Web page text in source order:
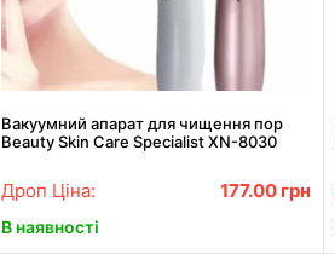
Вакуумний апарат для чищення пор
Beauty Skin Care Specialist XN-8030
Дроп Ціна: 177.00 грн
В наявності